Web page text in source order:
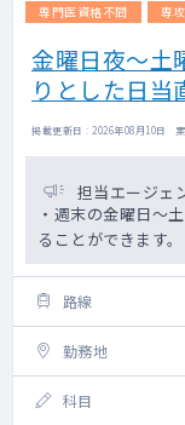
専門医資格不問
専
金曜日夜～土
りとした日当
掲載更新日 : 2026年08月10日
担当エージェ
・週末の金曜日～
ることができます。
路線
勤務地
科目